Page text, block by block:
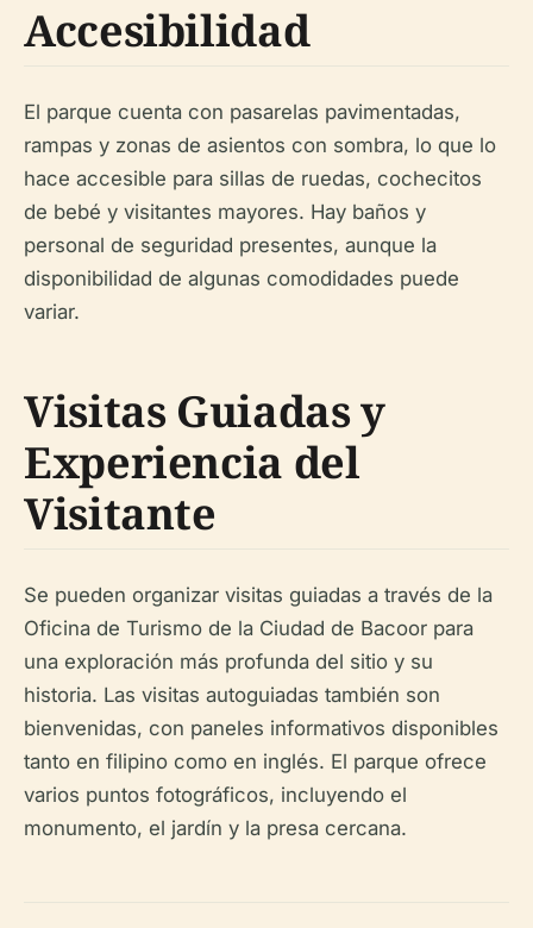
Accesibilidad
El parque cuenta con pasarelas pavimentadas,
rampas y zonas de asientos con sombra, lo que lo
hace accesible para sillas de ruedas, cochecitos
de bebé y visitantes mayores. Hay baños y
personal de seguridad presentes, aunque la
disponibilidad de algunas comodidades puede
variar.
Visitas Guiadas y
Experiencia del
Visitante
Se pueden organizar visitas guiadas a través de la
Oficina de Turismo de la Ciudad de Bacoor para
una exploración más profunda del sitio y su
historia. Las visitas autoguiadas también son
bienvenidas, con paneles informativos disponibles
tanto en filipino como en inglés. El parque ofrece
varios puntos fotográficos, incluyendo el
monumento, el jardín y la presa cercana.